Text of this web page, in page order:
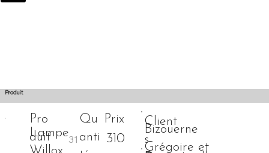
Produit
Lampe
310
Pro
duit
Qu
anti
Prix
Client
s
Bizouerne
Grégoire et